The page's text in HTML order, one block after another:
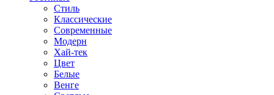
Стиль
Классические
Современные
Модерн
Хай-тек
Цвет
Белые
Венге